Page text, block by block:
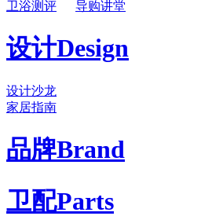
卫浴测评
导购讲堂
设计Design
设计沙龙
家居指南
品牌Brand
卫配Parts